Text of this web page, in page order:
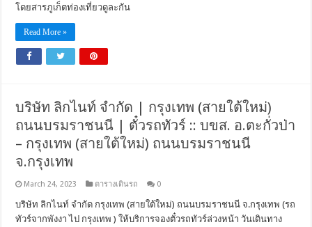
โดยสารภูเก็ตท่องเที่ยวดูละกัน
Read More »
บริษัท ลิกไนท์ จำกัด | กรุงเทพ (สายใต้ใหม่)
ถนนบรมราชนนี | ตั๋วรถทัวร์ :: บขส. อ.ตะกั่วป่า
– กรุงเทพ (สายใต้ใหม่) ถนนบรมราชนนี
จ.กรุงเทพ
March 24, 2023 ตารางเดินรถ 0
บริษัท ลิกไนท์ จำกัด กรุงเทพ (สายใต้ใหม่) ถนนบรมราชนนี จ.กรุงเทพ (รถ
ทัวร์จากพังงา ไป กรุงเทพ ) ให้บริการจองตั๋วรถทัวร์ล่วงหน้า วันเดินทาง